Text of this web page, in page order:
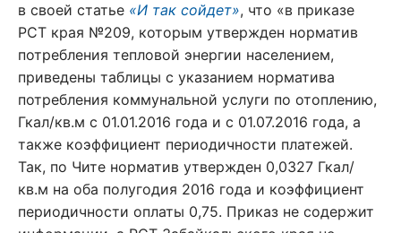
в своей статье «И так сойдет», что «в приказе
РСТ края №209, которым утвержден норматив
потребления тепловой энергии населением,
приведены таблицы с указанием норматива
потребления коммунальной услуги по отоплению,
Гкал/кв.м с 01.01.2016 года и с 01.07.2016 года, а
также коэффициент периодичности платежей.
Так, по Чите норматив утвержден 0,0327 Гкал/
кв.м на оба полугодия 2016 года и коэффициент
периодичности оплаты 0,75. Приказ не содержит